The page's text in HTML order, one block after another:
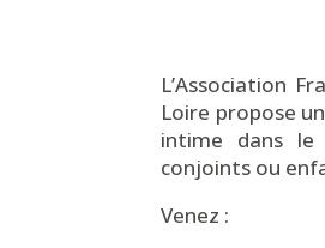
L’Association
Loire propose
intime dans le
conjoints ou
Venez :